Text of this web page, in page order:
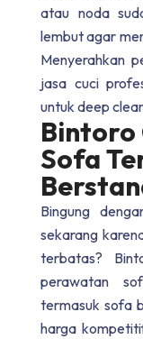
atau noda
lembut agar
Menyerahkan
jasa cuci
untuk deep
Bintoro
Sofa
Bingung
sekarang
terbatas?
perawatan
termasuk sofa
harga